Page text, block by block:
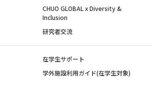
CHUO GLOBAL x Diversity &
Inclusion
研究者交流
在学生サポート
学外施設利用ガイド(在学生対象)